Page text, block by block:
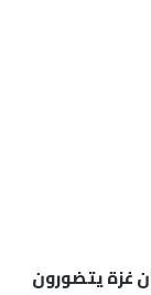
غزة يتضورون